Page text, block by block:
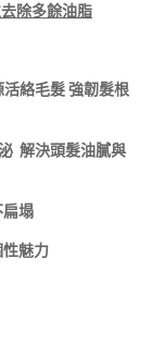
除多餘油脂
活絡毛髮強韌髮根
解決頭髮油膩與
塌
性魅力